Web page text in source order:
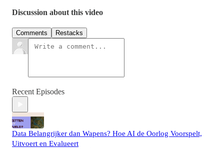
Discussion about this video
Comments Restacks
Recent Episodes
Data Belangrijker dan Wapens? Hoe AI de Oorlog Voorspelt,
Uitvoert en Evalueert